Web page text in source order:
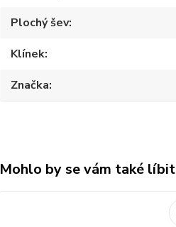
Plochý šev
Klínek
Značka
Mohlo by se vám také líbit